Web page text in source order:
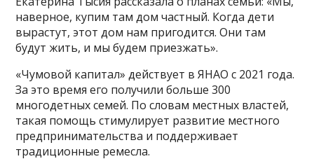
наверное, купим там дом частный. Когда дети
вырастут, этот дом нам пригодится. Они там
будут жить, и мы будем приезжать».
«Чумовой капитал» действует в ЯНАО с 2021 года.
За это время его получили больше 300
многодетных семей. По словам местных властей,
такая помощь стимулирует развитие местного
предпринимательства и поддерживает
традиционные ремесла.